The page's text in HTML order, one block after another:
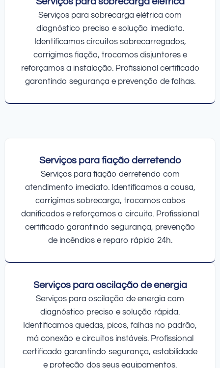
Serviços para sobrecarga elétrica com
diagnóstico preciso e solução imediata.
Identificamos circuitos sobrecarregados,
corrigimos fiação, trocamos disjuntores e
reforçamos a instalação. Profissional certificado
garantindo segurança e prevenção de falhas.
Serviços para fiação derretendo
Serviços para fiação derretendo com
atendimento imediato. Identificamos a causa,
corrigimos sobrecarga, trocamos cabos
danificados e reforçamos o circuito. Profissional
certificado garantindo segurança, prevenção
de incêndios e reparo rápido 24h.
Serviços para oscilação de energia
Serviços para oscilação de energia com
diagnóstico preciso e solução rápida.
Identificamos quedas, picos, falhas no padrão,
má conexão e circuitos instáveis. Profissional
certificado garantindo segurança, estabilidade
e proteção dos seus equipamentos.